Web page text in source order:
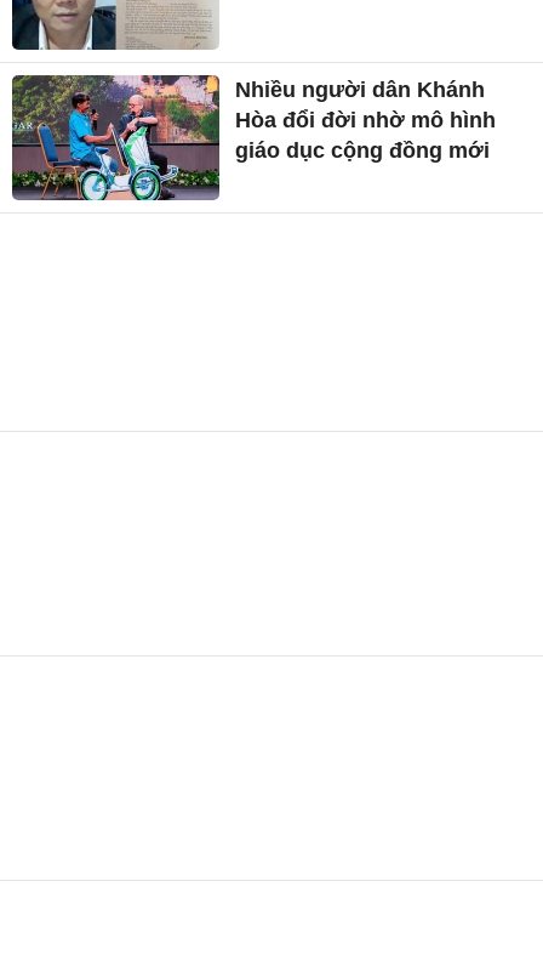
Nhiều người dân Khánh
Hòa đổi đời nhờ mô hình
giáo dục cộng đồng mới